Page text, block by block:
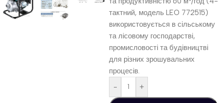
тактний, модель LEO 772515)
використовується в сільському
та лісовому господарстві,
промисловості та будівництві
для різних зрошувальних
процесів.
-
+